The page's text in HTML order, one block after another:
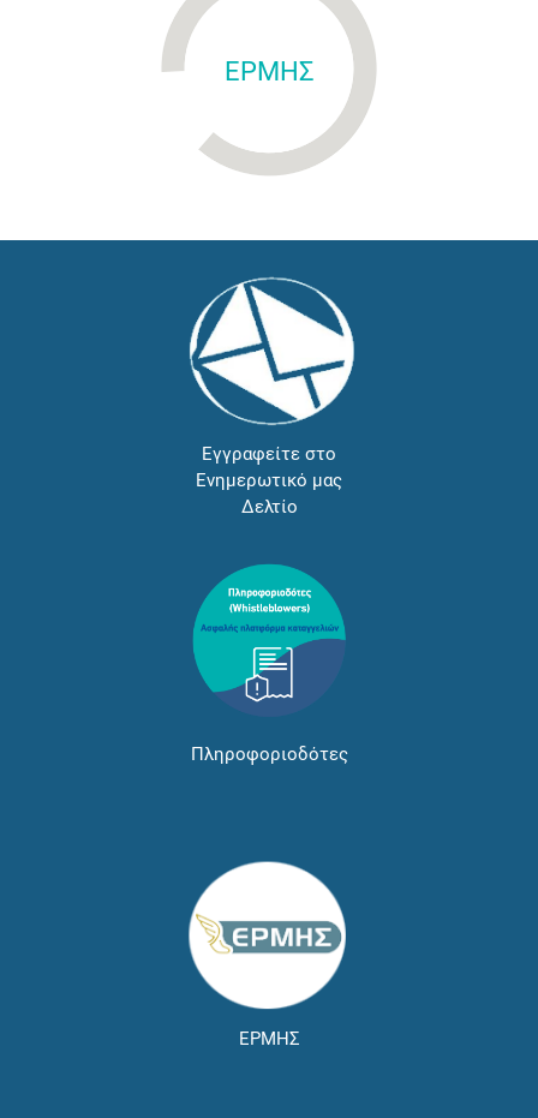
ΕΡΜΗΣ
Εγγραφείτε στο
Ενημερωτικό μας
Δελτίο
Πληροφοριοδότες
ΕΡΜΗΣ